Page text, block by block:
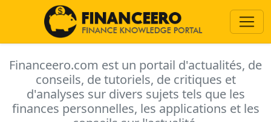
Financeero.com est un portail d'actualités, de
conseils, de tutoriels, de critiques et
d'analyses sur divers sujets tels que les
finances personnelles, les applications et les